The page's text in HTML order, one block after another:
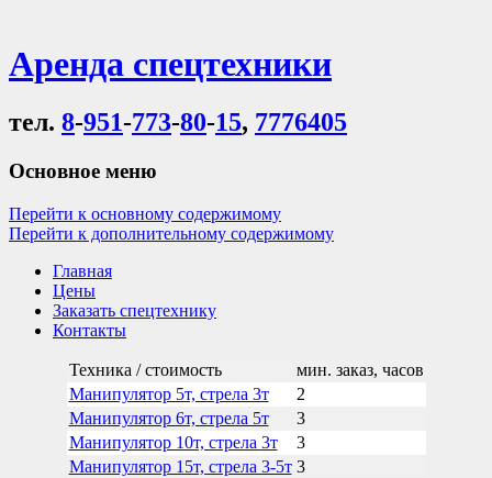
Аренда спецтехники
тел. 8-951-773-80-15, 7776405
Основное меню
Перейти к основному содержимому
Перейти к дополнительному содержимому
Главная
Цены
Заказать спецтехнику
Контакты
Техника / стоимость
мин. заказ, часов
Манипулятор 5т, стрела 3т
2
Манипулятор 6т, стрела 5т
3
Манипулятор 10т, стрела 3т
3
Манипулятор 15т, стрела 3-5т 3